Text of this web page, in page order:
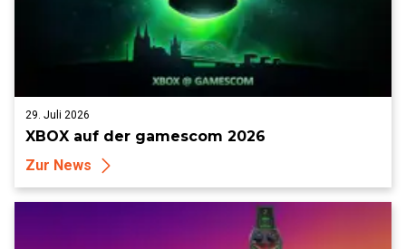
29. Juli 2026
XBOX auf der gamescom 2026
Zur News